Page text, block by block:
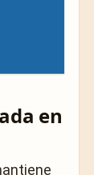
en